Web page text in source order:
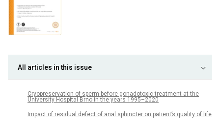
All articles in this issue
Cryopreservation of sperm before gonadotoxic treatment at the
University Hospital Brno in the years 1995–2020
Impact of residual defect of anal sphincter on patient’s quality of life